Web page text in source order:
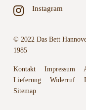
Instagram
© 2022 Das Bett
1985
Kontakt Impressum
Lieferung
Widerruf
Sitemap